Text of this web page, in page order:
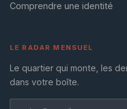
Comprendre une identité
LE RADAR MENSUEL
Le quartier qui monte, les
dans votre boîte.